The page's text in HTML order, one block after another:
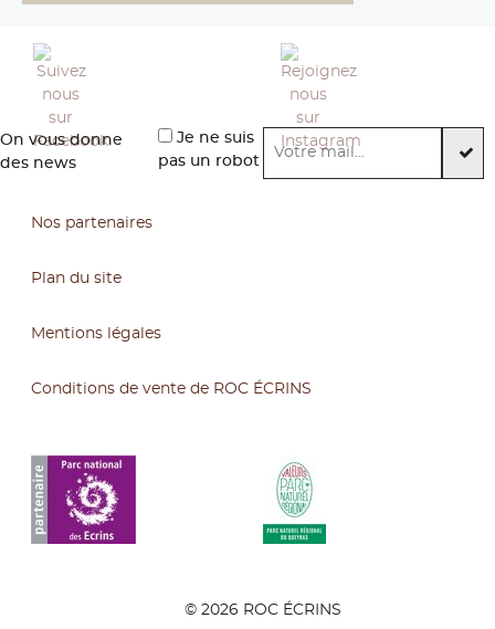
On vous donne
des news
Je ne suis
pas un robot
Nos partenaires
Plan du site
Mentions légales
Conditions de vente de ROC ÉCRINS
© 2026 ROC ÉCRINS